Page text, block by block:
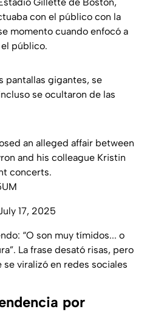
con el público con la
momento cuando enfocó a
público.
pantallas gigantes, se
se ocultaron de las
an alleged affair between
and his colleague Kristin
concerts.
17, 2025
“O son muy tímidos... o
”. La frase desató risas, pero
viralizó en redes sociales
por